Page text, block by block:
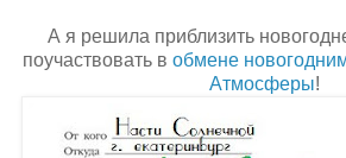
А я решила приблизить
поучаствовать в обмене
Атмосферы!